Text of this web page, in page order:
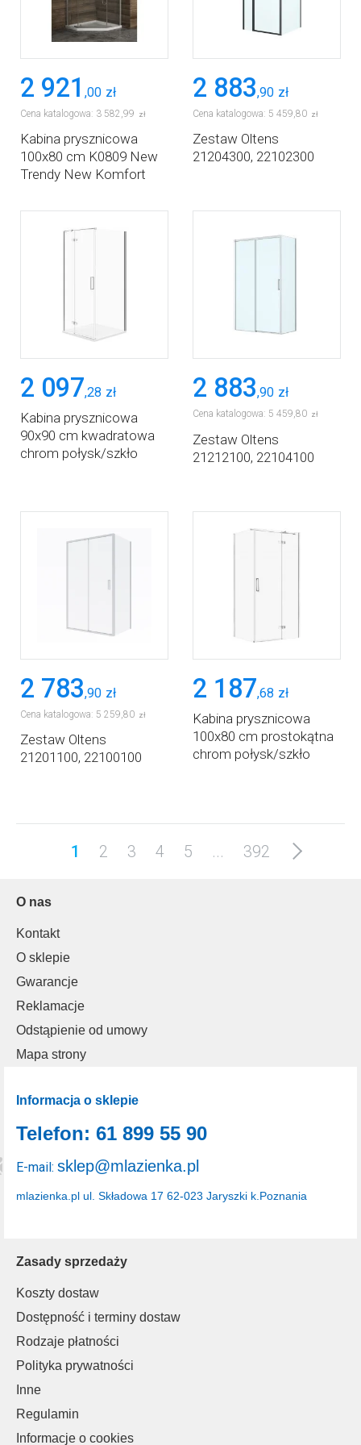
2 921 ,00 zł
Cena katalogowa: 3 582 99 zł
Kabina prysznicowa
100x80 cm K0809 New
Trendy New Komfort
2 883,90 zł
Cena katalogowa: 5 459 80 zł
Zestaw Oltens
21204300, 22102300
2 097,28 zł
Kabina prysznicowa
90x90 cm kwadratowa
chrom połysk/szkło
2 883,90 zł
Cena katalogowa: 5 459,80 zł
Zestaw Oltens
21212100, 22104100
2 783,90 zł
Cena katalogowa: 5 259 80 zł
Zestaw Oltens
21201100, 22100100
2 187,68 zł
Kabina prysznicowa
100x80 cm prostokątna
chrom połysk/szkło
1 2 3 4 5 ... 392
O nas
Kontakt
O sklepie
Gwarancje
Reklamacje
Odstąpienie od umowy
Mapa strony
Zasady sprzedaży
Koszty dostaw
Dostępność i terminy dostaw
Rodzaje płatności
Polityka prywatności
Inne
Regulamin
Informacje o cookies
Informacja o sklepie
mlazienka.pl ul. Składowa 17 62-023 Jaryszki k.Poznania
Telefon: 61 899 55 90
E-mail: sklep@mlazienka.pl